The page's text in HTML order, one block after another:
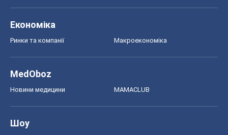
Економіка
Ринки та компанії Макроекономіка
MedOboz
Новини медицини MAMACLUB
Шоу